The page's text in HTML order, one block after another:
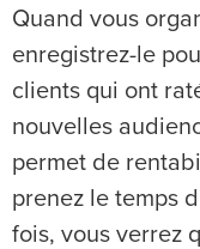
Quand vous
enregistrez-le
clients qui ont
nouvelles
permet de
prenez le temps
fois, vous verrez